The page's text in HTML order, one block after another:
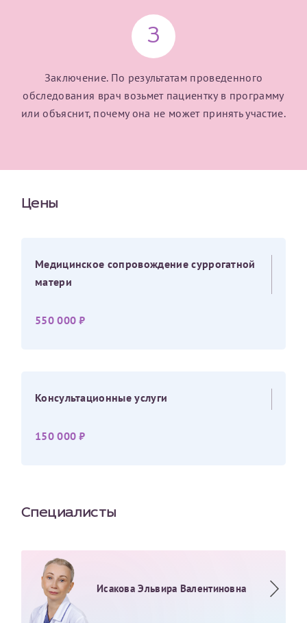
3
Заключение. По результатам проведенного
обследования врач возьмет пациентку в программу
или объяснит, почему она не может принять участие.
Цены
Медицинское сопровождение суррогатной
матери
550 000 ₽
Консультационные услуги
150 000 ₽
Специалисты
Исакова Эльвира Валентиновна